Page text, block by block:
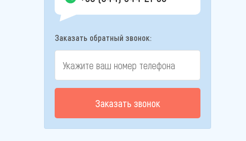
Заказать обратный звонок:
Заказать звонок